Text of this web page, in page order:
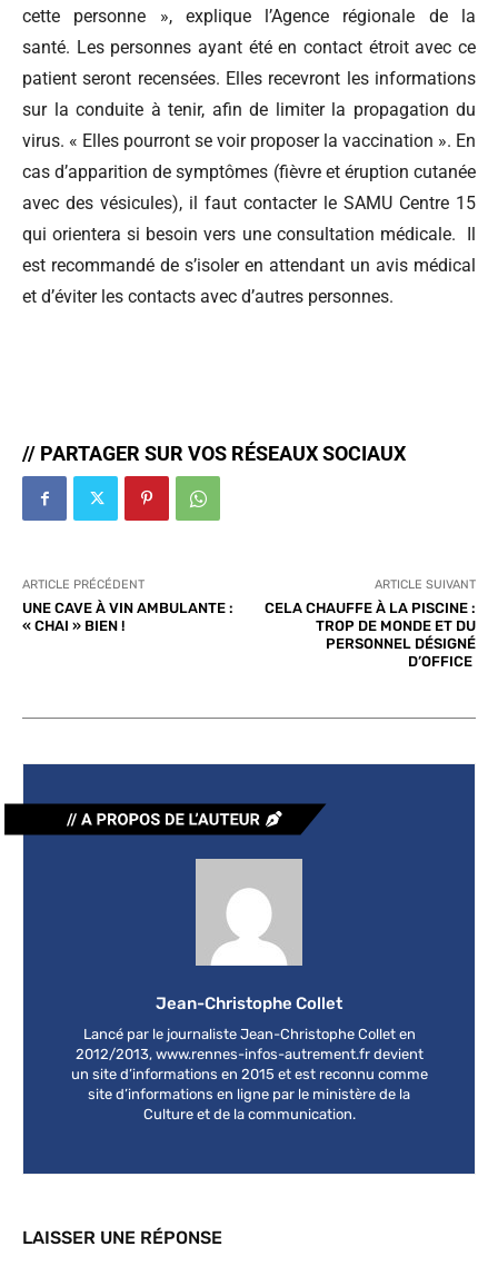
cette personne », explique l’Agence régionale de la
santé. Les personnes ayant été en contact étroit avec ce
patient seront recensées. Elles recevront les informations
sur la conduite à tenir, afin de limiter la propagation du
virus. « Elles pourront se voir proposer la vaccination ». En
cas d’apparition de symptômes (fièvre et éruption cutanée
avec des vésicules), il faut contacter le SAMU Centre 15
qui orientera si besoin vers une consultation médicale. Il
est recommandé de s’isoler en attendant un avis médical
et d’éviter les contacts avec d’autres personnes.
// PARTAGER SUR VOS RÉSEAUX SOCIAUX
ARTICLE PRÉCÉDENT
UNE CAVE À VIN AMBULANTE :
« CHAI » BIEN !
ARTICLE SUIVANT
CELA CHAUFFE À LA PISCINE :
TROP DE MONDE ET DU
PERSONNEL DÉSIGNÉ
D’OFFICE
Jean-Christophe Collet
Lancé par le journaliste Jean-Christophe Collet en
2012/2013, www.rennes-infos-autrement.fr devient
un site d’informations en 2015 et est reconnu comme
site d’informations en ligne par le ministère de la
Culture et de la communication.
LAISSER UNE RÉPONSE